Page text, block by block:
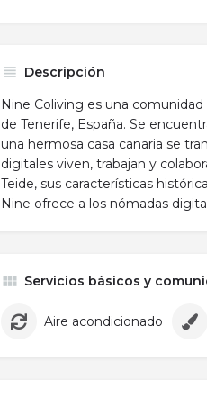
Descripción
Nine Coliving es una
de Tenerife, España. Se
una hermosa casa canaria se
digitales viven, trabajan y
Teide, sus características
Nine ofrece a los nómadas
Servicios básicos y
Aire acondicionado